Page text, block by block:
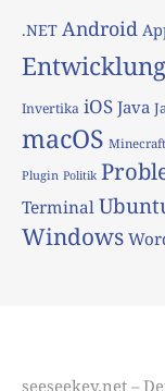
.NET Android
Entwicklung
Invertika iOS Java
macOS Minecraft
Plugin Politik
Terminal
Windows
seeseekey.net –